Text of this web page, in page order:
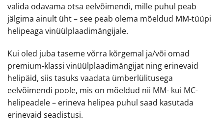
valida odavama otsa eelvõimendi, mille puhul peab
jälgima ainult üht – see peab olema mõeldud MM-tüüpi
helipeaga vinüülplaadimängijale.
Kui oled juba taseme võrra kõrgemal ja/või omad
premium-klassi vinüülplaadimängijat ning erinevaid
helipäid, siis tasuks vaadata ümberlülitusega
eelvõimendi poole, mis on mõeldud nii MM- kui MC-
helipeadele – erineva helipea puhul saad kasutada
erinevaid seadistusi.